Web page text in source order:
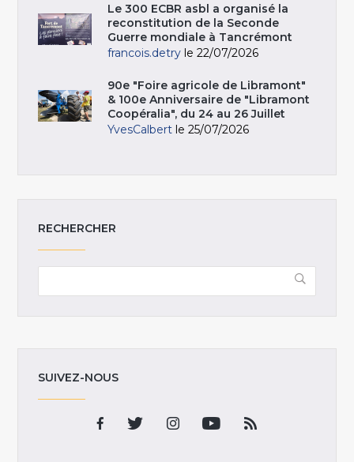
Le 300 ECBR asbl a organisé la
reconstitution de la Seconde
Guerre mondiale à Tancrémont
francois.detry le 22/07/2026
90e "Foire agricole de Libramont"
& 100e Anniversaire de "Libramont
Coopéralia", du 24 au 26 Juillet
YvesCalbert le 25/07/2026
RECHERCHER
SUIVEZ-NOUS